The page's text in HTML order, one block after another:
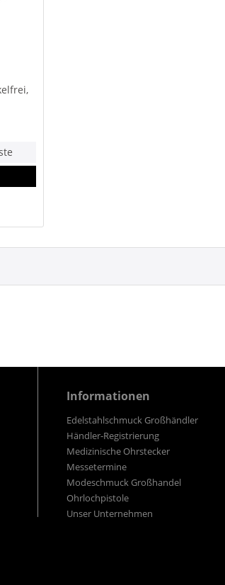
Informationen
Edelstahlschmuck Großhändler
Händler-Registrierung
Medizinische Ohrstecker
Messetermine
Modeschmuck Großhandel
Ohrlochpistole
Unser Unternehmen